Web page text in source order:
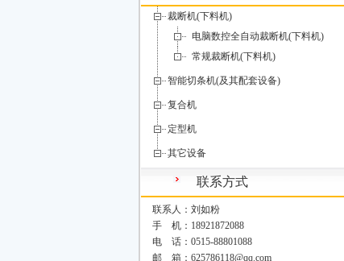
裁断机(下料机)
电脑数控全自动裁断机(下料机)
常规裁断机(下料机)
智能切条机(及其配套设备)
复合机
定型机
其它设备
联系方式
联系人：刘如粉
手 机：18921872088
电 话：0515-88801088
邮 箱：625786118@qq.com